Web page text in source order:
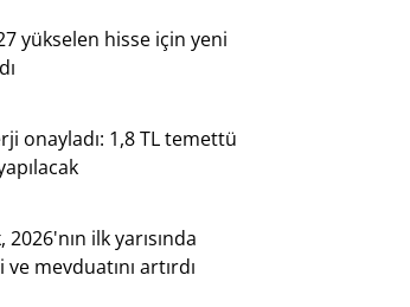
yükselen hisse için yeni
onayladı: 1,8 TL temettü
2026'nın ilk yarısında
mevduatını artırdı